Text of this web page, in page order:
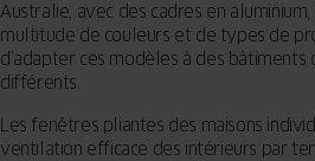
Australie, avec des cadres en aluminium,
multitude de couleurs et de types de
d’adapter ces modèles à des bâtiments
différents.
Les fenêtres pliantes des maisons
ventilation efficace des intérieurs par